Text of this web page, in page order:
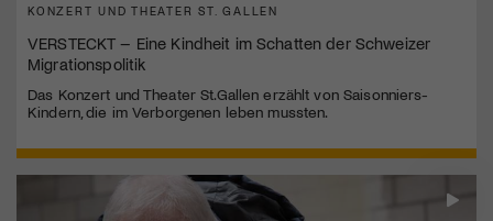
KONZERT UND THEATER ST. GALLEN
VERSTECKT – Eine Kindheit im Schatten der Schweizer
Migrationspolitik
Das Konzert und Theater St.Gallen erzählt von Saisonniers-
Kindern, die im Verborgenen leben mussten.